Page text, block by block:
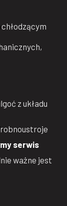
z układu
serwis
ważne jest